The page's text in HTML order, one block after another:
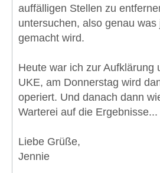
auffälligen Stellen zu
untersuchen, also genau was
gemacht wird.
Heute war ich zur Aufklärung
UKE, am Donnerstag wird
operiert. Und danach dann
Warterei auf die Ergebnisse...
Liebe Grüße,
Jennie